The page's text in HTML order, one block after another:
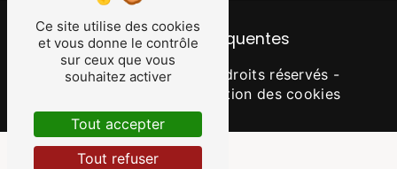
Recherches fréquentes
©Vistalid- 2026 - Tous droits réservés -
Gestion des cookies
Ce site utilise des cookies
et vous donne le contrôle
sur ceux que vous
souhaitez activer
Tout accepter
Tout refuser